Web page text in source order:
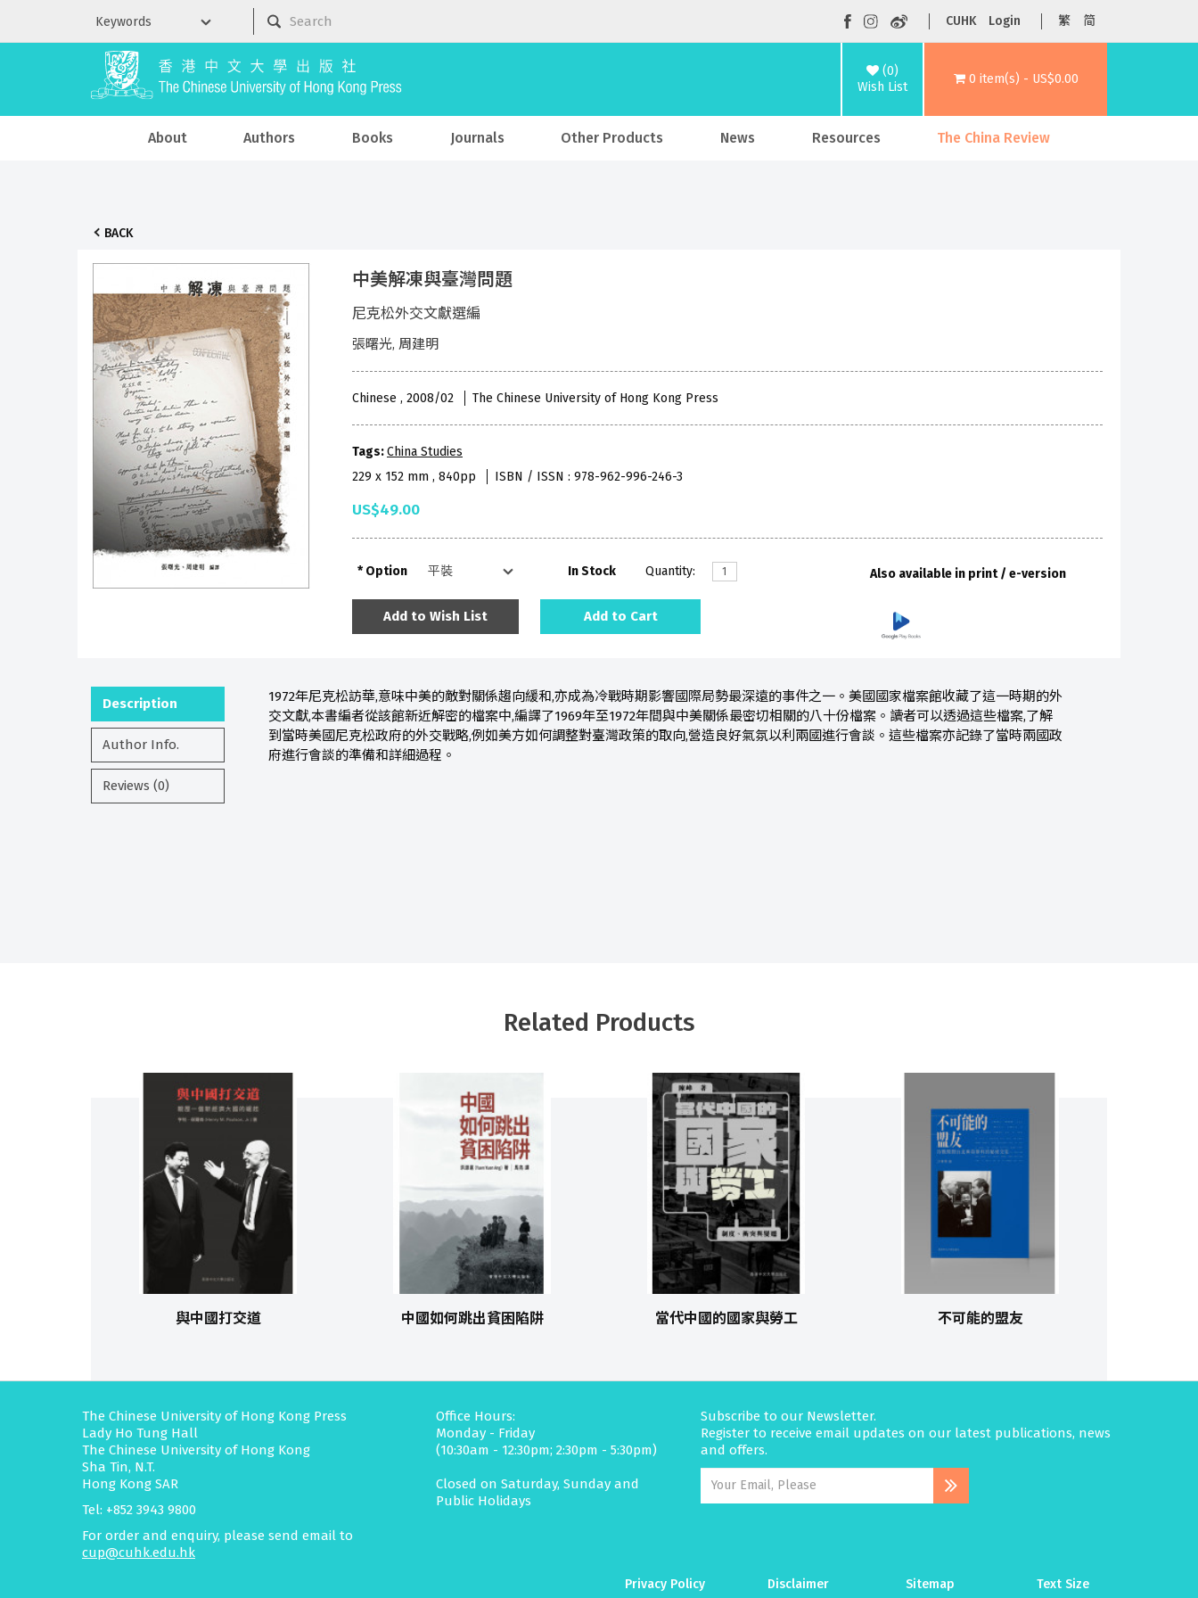
CUHK Login 繁 简
(0)
Wish List
0 item(s) - US$0.00
About Authors Books Journals Other Products News Resources The China Review
BACK
中美解凍與臺灣問題
尼克松外交文獻選編
張曙光, 周建明
Chinese , 2008/02 The Chinese University of Hong Kong Press
Tags:China Studies
229 x 152 mm , 840pp
ISBN / ISSN : 978-962-996-246-3
US$49.00
Option In Stock Quantity:
Add to Wish List Add to Cart
Also available in print / e-version
Description
Author Info.
Reviews (0)
1972年尼克松訪華,意味中美的敵對關係趨向緩和,亦成為冷戰時期影響國際局勢最深遠的事件之一。美國國家檔案館收藏了這一時期的外
交文獻,本書編者從該館新近解密的檔案中,編譯了1969年至1972年間與中美關係最密切相關的八十份檔案。讀者可以透過這些檔案,了解
到當時美國尼克松政府的外交戰略,例如美方如何調整對臺灣政策的取向,營造良好氣氛以利兩國進行會談。這些檔案亦記錄了當時兩國政
府進行會談的準備和詳細過程。
Related Products
與中國打交道 中國如何跳出貧困陷阱 當代中國的國家與勞工 不可能的盟友
The Chinese University of Hong Kong Press
Lady Ho Tung Hall
The Chinese University of Hong Kong
Sha Tin, N.T.
Hong Kong SAR
Tel: +852 3943 9800
For order and enquiry, please send email to
cup@cuhk.edu.hk
Office Hours:
Monday - Friday
(10:30am - 12:30pm; 2:30pm - 5:30pm)
Closed on Saturday, Sunday and
Public Holidays
Subscribe to our Newsletter.
Register to receive email updates on our latest publications, news
and offers.
Privacy Policy Disclaimer Sitemap Text Size